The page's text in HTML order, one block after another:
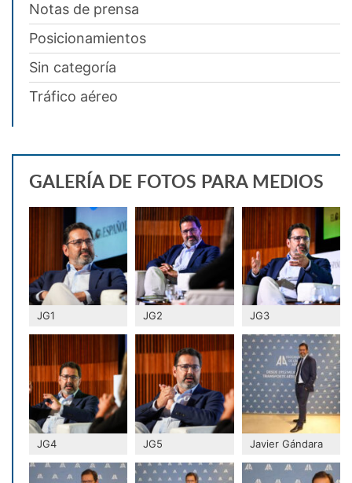
Notas de prensa
Posicionamientos
Sin categoría
Tráfico aéreo
GALERÍA DE FOTOS PARA MEDIOS
JG1 JG2 JG3
JG4 JG5 Javier Gándara